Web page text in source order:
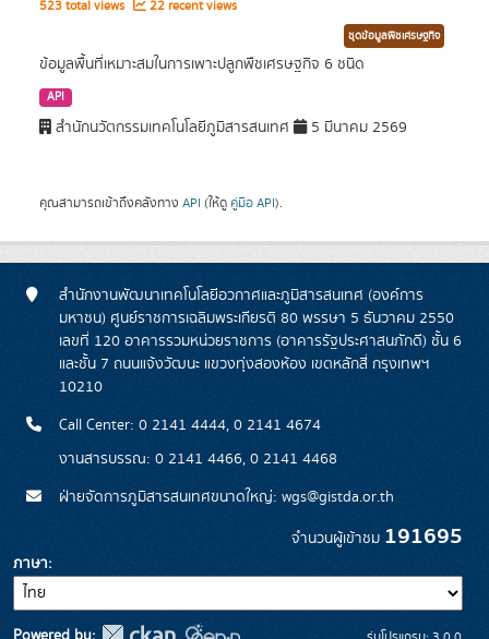
523 total views 22 recent views
ชุดข้อมูลพืชเศรษฐกิจ
ข้อมูลพื้นที่เหมาะสมในการเพาะปลูกพืชเศรษฐกิจ 6 ชนิด
API
สำนักนวัตกรรมเทคโนโลยีภูมิสารสนเทศ 5 มีนาคม 2569
คุณสามารถเข้าถึงคลังทาง API (ให้ดู คู่มือ API).
สำนักงานพัฒนาเทคโนโลยีอวกาศและภูมิสารสนเทศ (องค์การ
มหาชน) ศูนย์ราชการเฉลิมพระเกียรติ 80 พรรษา 5 ธันวาคม 2550
เลขที่ 120 อาคารรวมหน่วยราชการ (อาคารรัฐประศาสนภักดี) ชั้น 6
และชั้น 7 ถนนแจ้งวัฒนะ แขวงทุ่งสองห้อง เขตหลักสี่ กรุงเทพฯ
10210
Call Center: 0 2141 4444, 0 2141 4674
งานสารบรรณ: 0 2141 4466, 0 2141 4468
ฝ่ายจัดการภูมิสารสนเทศขนาดใหญ่: wgs@gistda.or.th
จำนวนผู้เข้าชม 191695
ภาษา